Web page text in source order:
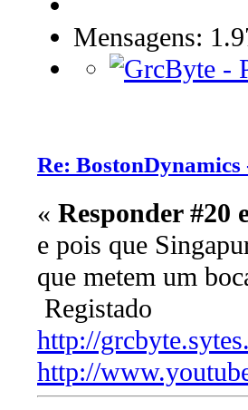
Mensagens:
Re:
« Responder #20
e pois que
que metem um
Registado
http://
http://